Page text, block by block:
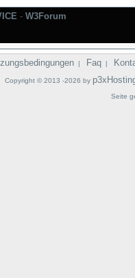
- W3Forum
| Faq |
Copyright © 2013 -2026 by
Seite